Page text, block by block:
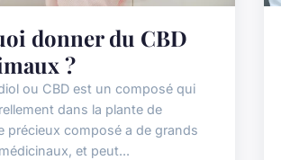
donner du CBD
?
ou CBD est un composé qui
dans la plante de
précieux composé a de grands
et peut...